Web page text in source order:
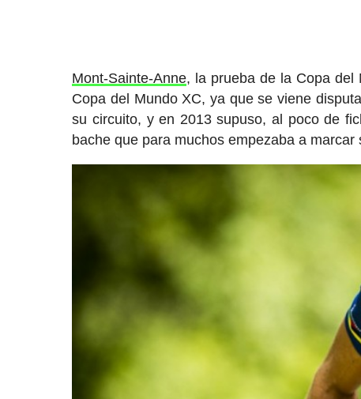
Mont-Sainte-Anne, la prueba de la Copa del
Copa del Mundo XC, ya que se viene
su circuito, y en 2013 supuso, al poco de
bache que para muchos empezaba a marcar